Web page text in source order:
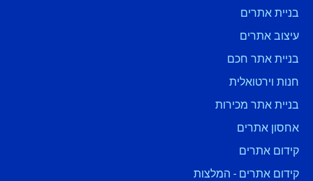
בניית אתרים
עיצוב אתרים
בניית אתר חכם
חנות וירטואלית
בניית אתר מכירות
אחסון אתרים
קידום אתרים
קידום אתרים - המלצות